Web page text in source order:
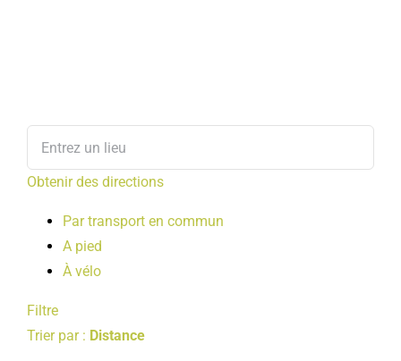
Obtenir des directions
Par transport en commun
A pied
À vélo
Filtre
Trier par : Distance